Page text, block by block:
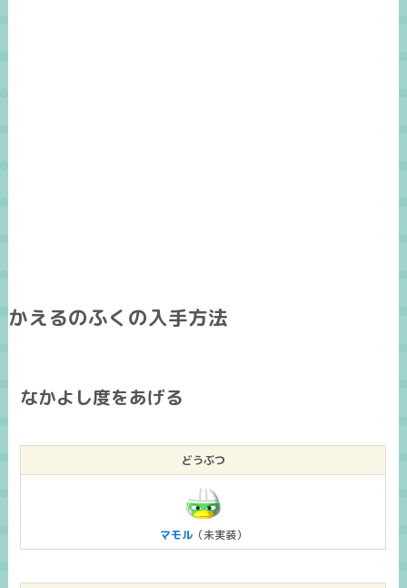
かえるのふくの入手方法
なかよし度をあげる
どうぶつ
マモル（未実装）